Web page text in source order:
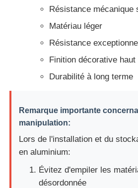
Résistance mécanique
Matériau léger
Résistance
Finition décorative haut
Durabilité à long terme
Remarque importante
manipulation:
Lors de l'installation et du
en aluminium:
Évitez d'empiler les
désordonnée